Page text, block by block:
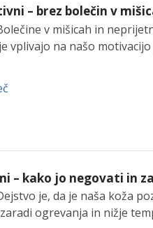
– brez bolečin v
v mišicah in
vplivajo na našo
– kako jo negovati in
je, da je naša koža
ogrevanja in nižje